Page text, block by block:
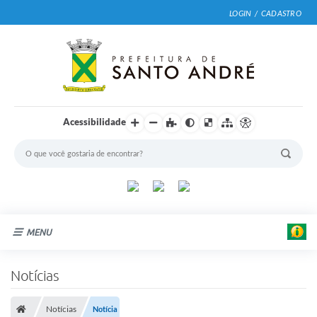
LOGIN / CADASTRO
Acessibilidade
MENU
Notícias
Notícias Notícia